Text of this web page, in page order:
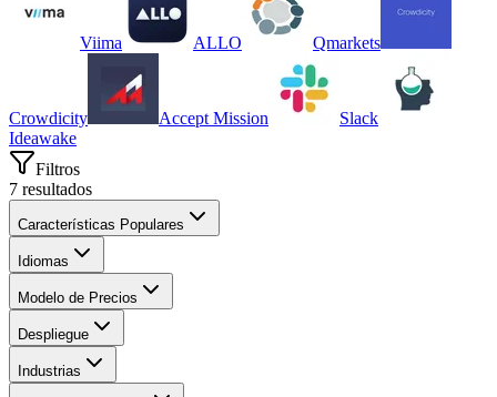
Viima ALLO Qmarkets
Crowdicity Accept Mission
Slack
Ideawake
Filtros
7 resultados
Características Populares
Idiomas
Modelo de Precios
Despliegue
Industrias